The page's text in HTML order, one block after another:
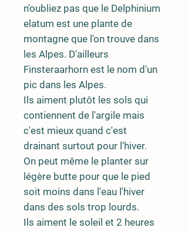
n'oubliez pas que le Delphinium
elatum est une plante de
montagne que l'on trouve dans
les Alpes. D'ailleurs
Finsteraarhorn est le nom d'un
pic dans les Alpes.
Ils aiment plutôt les sols qui
contiennent de l'argile mais
c'est mieux quand c'est
drainant surtout pour l'hiver.
On peut même le planter sur
légère butte pour que le pied
soit moins dans l'eau l'hiver
dans des sols trop lourds.
Ils aiment le soleil et 2 heures